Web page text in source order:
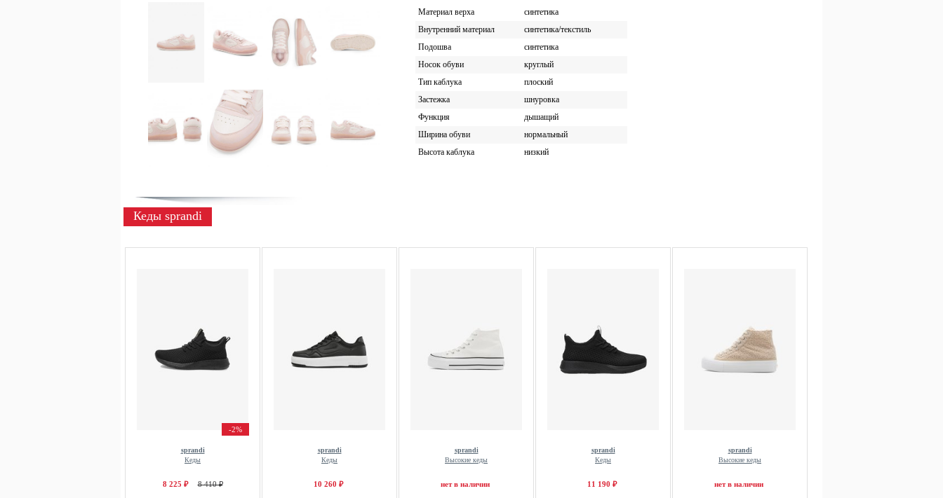
Материал верха
синтетика
Внутренний материал
синтетика/текстиль
Подошва
синтетика
Носок обуви
круглый
Тип каблука
плоский
Застежка
шнуровка
Функция
дышащий
Ширина обуви
нормальный
Высота каблука
низкий
Кеды sprandi
-2%
sprandi
Кеды
8 225 ₽ 8 410 ₽
sprandi
Кеды
10 260 ₽
sprandi
Высокие кеды
нет в наличии
sprandi
Кеды
11 190 ₽
sprandi
Высокие кеды
нет в наличии